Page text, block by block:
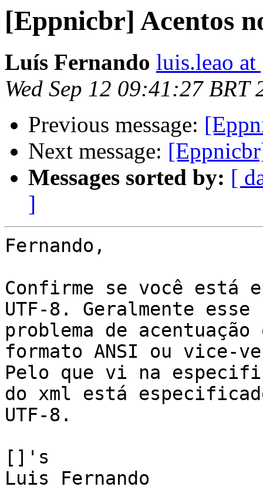
[Eppnicbr] Acentos
Luís Fernando luis.leao
Wed Sep 12 09:41:27 BRT
Previous message:
Next message:
Messages sorted by: [
]
Fernando,
Confirme se você está
UTF-8. Geralmente esse
problema de
formato ANSI ou vice-
Pelo que vi na
do xml está
UTF-8.
[]'s
Luis Fernando